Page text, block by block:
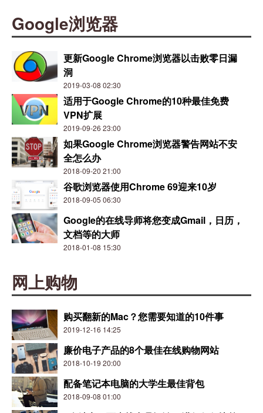
Google浏览器
更新Google Chrome浏览器以击败零日漏
洞
2019-03-08 02:30
适用于Google Chrome的10种最佳免费
VPN扩展
2019-09-26 23:00
如果Google Chrome浏览器警告网站不安
全怎么办
2018-09-20 21:00
谷歌浏览器使用Chrome 69迎来10岁
2018-09-05 06:30
Google的在线导师将您变成Gmail，日历，
文档等的大师
2018-01-08 15:30
网上购物
购买翻新的Mac？您需要知道的10件事
2019-12-16 14:25
廉价电子产品的8个最佳在线购物网站
2018-10-19 20:00
配备笔记本电脑的大学生最佳背包
2018-09-08 01:00